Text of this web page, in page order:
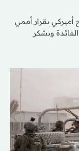
بقرار أممي
ونشكر